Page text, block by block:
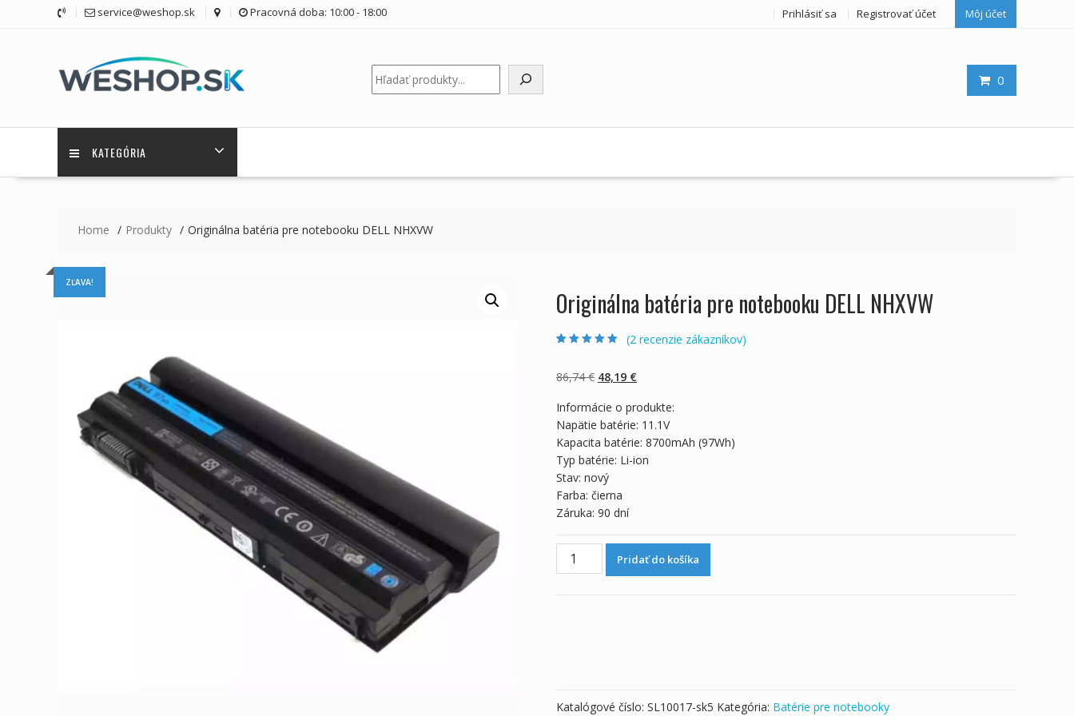
service@weshop.sk Pracovná doba: 10:00 - 18:00 Prihlásiť sa Registrovať účet Môj účet
0
Hľadať
KATEGÓRIA
Home Produkty Originálna batéria pre notebooku DELL NHXVW
ZĽAVA!
Originálna batéria pre notebooku DELL NHXVW
zákazníckych
recenzií
(2 recenzie zákazníkov)
86,74€ Pôvodná
bola:
86,74 €.
48,19 €Aktuálna
je:
48,19 €.
Informácie o produkte:
Napätie batérie: 11.1V
Kapacita batérie: 8700mAh (97Wh)
Typ batérie: Li-ion
Stav: nový
Farba: čierna
Záruka: 90 dní
množstvo
Originálna
Pridať do košíka
Katalógové číslo: SL10017-sk5 Kategória: Batérie pre notebooky